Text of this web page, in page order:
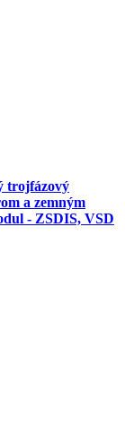
trojfázový
a zemným
- ZSDIS, VSD